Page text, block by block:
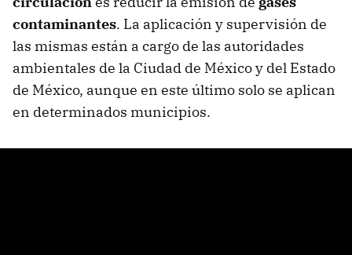
contaminantes. La aplicación y supervisión de
las mismas están a cargo de las autoridades
ambientales de la Ciudad de México y del Estado
de México, aunque en este último solo se aplican
en determinados municipios.